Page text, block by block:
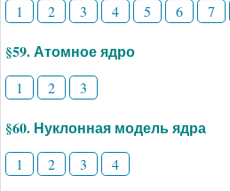
1 2 3 4 5 6 7
§59. Атомное ядро
1 2 3
§60. Нуклонная модель ядра
1 2 3 4